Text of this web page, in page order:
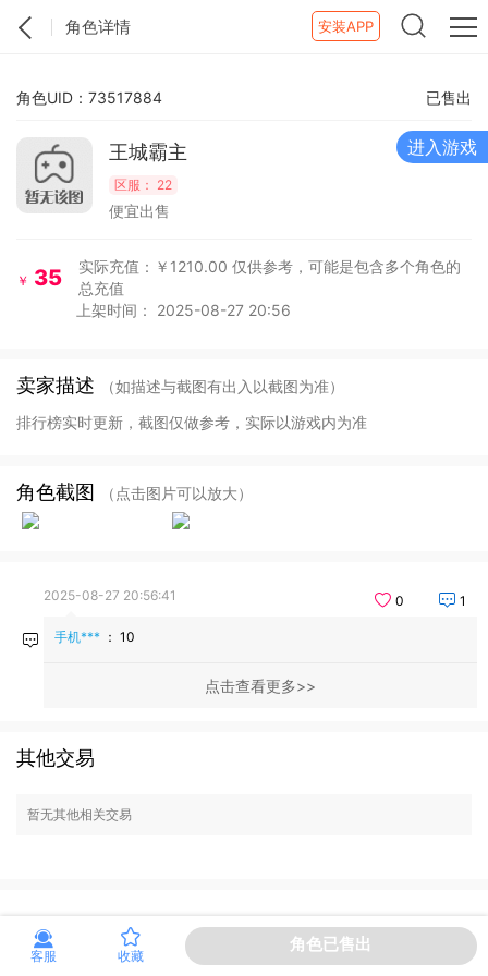
角色详情 安装APP
进入游戏
已售出
角色UID：73517884
王城霸主
区服： 22
便宜出售
￥ 35 实际充值：￥1210.00 仅供参考，可能是包含多个角色的
总充值
上架时间： 2025-08-27 20:56
卖家描述
（如描述与截图有出入以截图为准）
排行榜实时更新，截图仅做参考，实际以游戏内为准
角色截图 （点击图片可以放大）
2025-08-27 20:56:41 0 1
手机*** ： 10
点击查看更多
其他交易
暂无其他相关交易
客服 收藏
角色已售出